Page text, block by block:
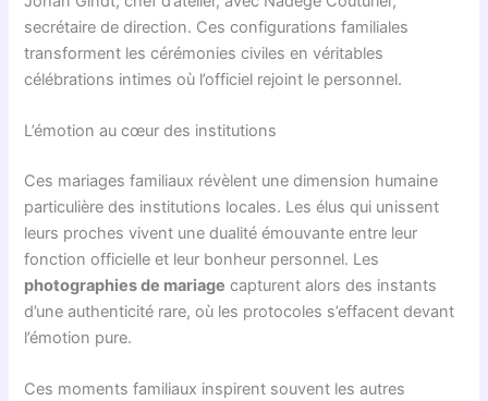
secrétaire de direction. Ces configurations familiales
transforment les cérémonies civiles en véritables
célébrations intimes où l’officiel rejoint le personnel.
L’émotion au cœur des institutions
Ces mariages familiaux révèlent une dimension humaine
particulière des institutions locales. Les élus qui unissent
leurs proches vivent une dualité émouvante entre leur
fonction officielle et leur bonheur personnel. Les
photographies de mariage capturent alors des instants
d’une authenticité rare, où les protocoles s’effacent devant
l’émotion pure.
Ces moments familiaux inspirent souvent les autres